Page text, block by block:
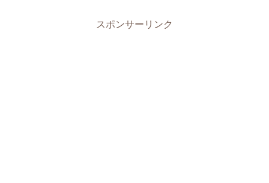
スポンサーリンク